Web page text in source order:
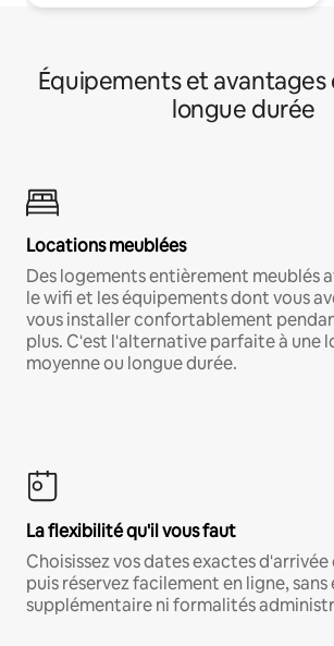
Équipements et avantages
longue durée
Locations meublées
Des logements entièrement meublés
le wifi et les équipements dont vous
vous installer confortablement
plus. C'est l'alternative parfaite à une
moyenne ou longue durée.
La flexibilité qu'il vous faut
Choisissez vos dates exactes
puis réservez facilement en ligne,
supplémentaire ni formalités